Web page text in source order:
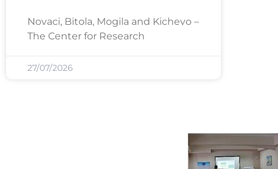
Novaci, Bitola, Mogila and Kichevo –
The Center for Research
27/07/2026